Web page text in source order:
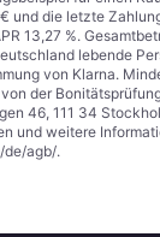
und die letzte
13,27 %.
lebende
von Klarna.
der
46, 111 34
und weitere
de/agb/.